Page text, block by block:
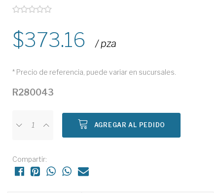
373.16 / pza
* Precio de referencia, puede variar en sucursales.
R280043
AGREGAR AL PEDIDO
Compartir: